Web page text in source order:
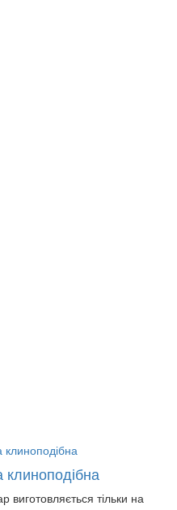
виготовляється тільки на